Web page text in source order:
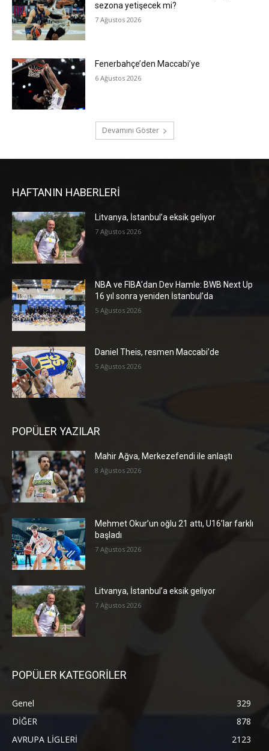
sezona yetişecek mi?
7 Ağustos 2026
Fenerbahçe’den Maccabi’ye
6 Ağustos 2026
Devamını Göster
HAFTANIN HABERLERİ
Litvanya, İstanbul’a eksik geliyor
7 Ağustos 2026
NBA ve FIBA’dan Dev Hamle: BWB Next Up
16 yıl sonra yeniden İstanbul’da
5 Ağustos 2026
Daniel Theis, resmen Maccabi’de
5 Ağustos 2026
POPÜLER YAZILAR
Mahir Ağva, Merkezefendi ile anlaştı
8 Ağustos 2026
Mehmet Okur’un oğlu 21 attı, U16’lar farklı
başladı
7 Ağustos 2026
Litvanya, İstanbul’a eksik geliyor
7 Ağustos 2026
POPÜLER KATEGORİLER
Genel
329
DİĞER
878
AVRUPA LİGLERİ
2123